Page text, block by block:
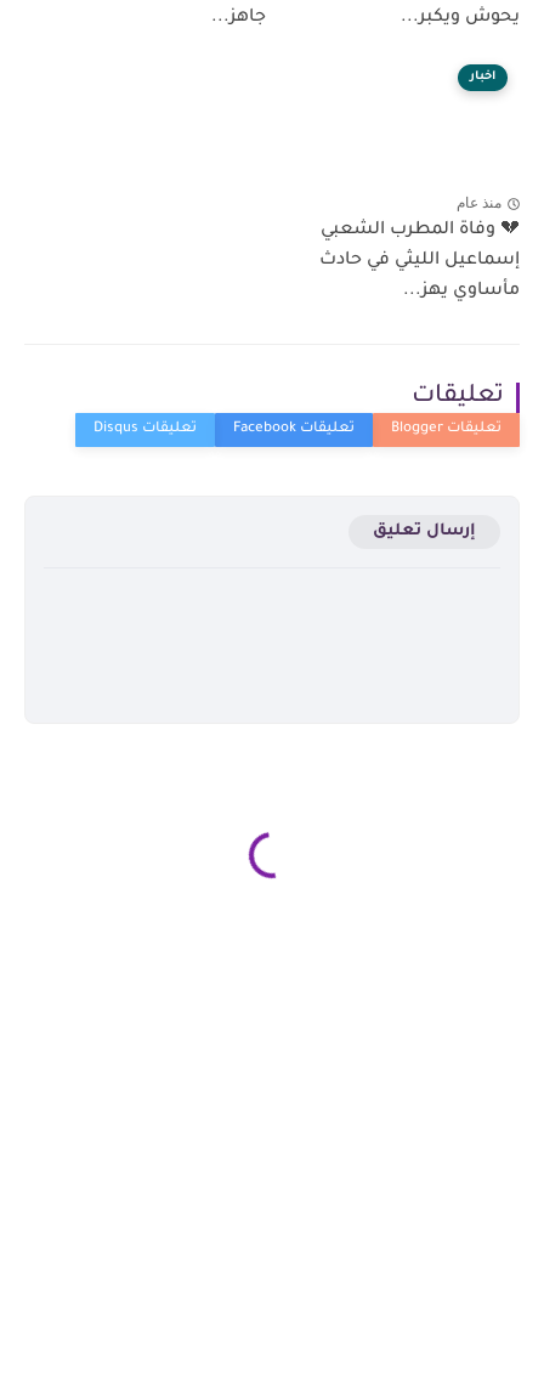
يحوش ويكبر...
جاهز...
اخبار
منذ عام
💔 وفاة المطرب الشعبي
إسماعيل الليثي في حادث
مأساوي يهز...
تعليقات
إرسال تعليق